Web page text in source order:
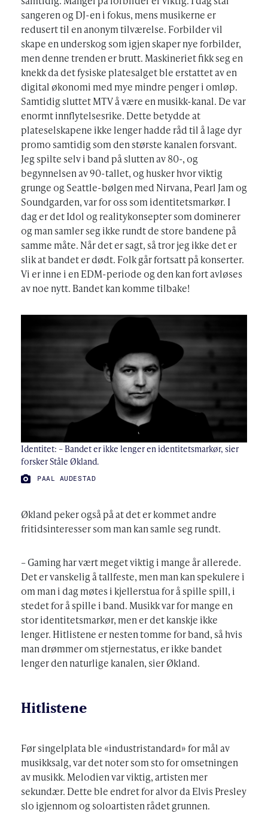
sangeren og DJ-en i fokus, mens musikerne er
redusert til en anonym tilværelse. Forbilder vil
skape en underskog som igjen skaper nye forbilder,
men denne trenden er brutt. Maskineriet fikk seg en
knekk da det fysiske platesalget ble erstattet av en
digital økonomi med mye mindre penger i omløp.
Samtidig sluttet MTV å være en musikk-kanal. De var
enormt innflytelsesrike. Dette betydde at
plateselskapene ikke lenger hadde råd til å lage dyr
promo samtidig som den største kanalen forsvant.
Jeg spilte selv i band på slutten av 80-, og
begynnelsen av 90-tallet, og husker hvor viktig
grunge og Seattle-bølgen med Nirvana, Pearl Jam og
Soundgarden, var for oss som identitetsmarkør. I
dag er det Idol og realitykonsepter som dominerer
og man samler seg ikke rundt de store bandene på
samme måte. Når det er sagt, så tror jeg ikke det er
slik at bandet er dødt. Folk går fortsatt på konserter.
Vi er inne i en EDM-periode og den kan fort avløses
av noe nytt. Bandet kan komme tilbake!
Identitet: – Bandet er ikke lenger en identitetsmarkør, sier
forsker Ståle Økland.
FOTO:
PAAL AUDESTAD
Økland peker også på at det er kommet andre
fritidsinteresser som man kan samle seg rundt.
– Gaming har vært meget viktig i mange år allerede.
Det er vanskelig å tallfeste, men man kan spekulere i
om man i dag møtes i kjellerstua for å spille spill, i
stedet for å spille i band. Musikk var for mange en
stor identitetsmarkør, men er det kanskje ikke
lenger. Hitlistene er nesten tomme for band, så hvis
man drømmer om stjernestatus, er ikke bandet
lenger den naturlige kanalen, sier Økland.
Hitlistene
Før singelplata ble «industristandard» for mål av
musikksalg, var det noter som sto for omsetningen
av musikk. Melodien var viktig, artisten mer
sekundær. Dette ble endret for alvor da Elvis Presley
slo igjennom og soloartisten rådet grunnen.